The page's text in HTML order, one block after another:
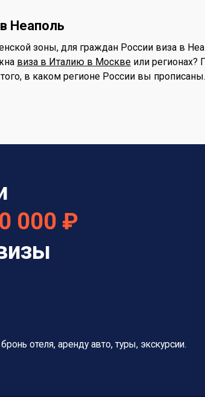
Неаполь
зоны, для граждан России виза в
виза в Италию в Москве или
в каком регионе России вы прописаны.
000 ₽
бронь отеля, аренду авто, туры, экскурсии.